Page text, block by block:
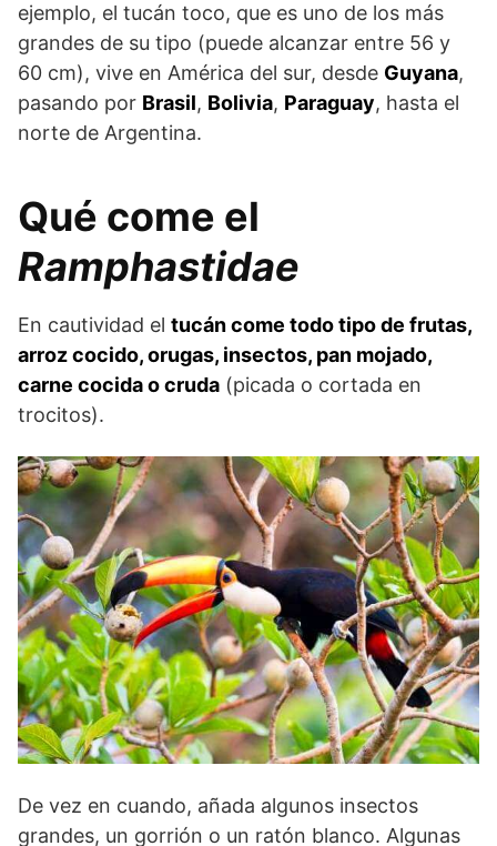
ejemplo, el tucán toco, que es uno de los más
grandes de su tipo (puede alcanzar entre 56 y
60 cm), vive en América del sur, desde Guyana,
pasando por Brasil, Bolivia, Paraguay, hasta el
norte de Argentina.
Qué come el
Ramphastidae
En cautividad el tucán come todo tipo de frutas,
arroz cocido, orugas, insectos, pan mojado,
carne cocida o cruda (picada o cortada en
trocitos).
De vez en cuando, añada algunos insectos
grandes, un gorrión o un ratón blanco. Algunas